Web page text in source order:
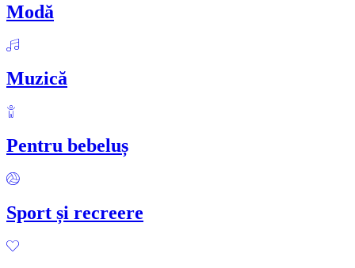
Modă
Muzică
Pentru bebeluș
Sport și recreere